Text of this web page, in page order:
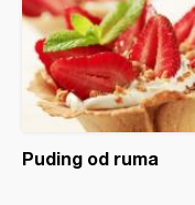
Puding od ruma